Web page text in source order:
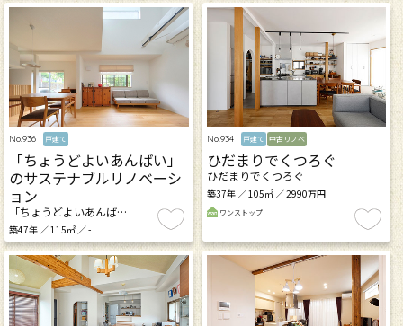
No.936 戸建て
「ちょうどよいあんばい」
のサステナブルリノベーシ
ョン
「ちょうどよいあんば…
築47年 ／ 115㎡ ／ -
No.934 戸建て 中古リノベ
ひだまりでくつろぐ
ひだまりでくつろぐ
築37年 ／ 105㎡ ／ 2990万円
ワンストップ